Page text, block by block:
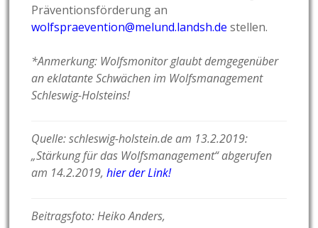
Präventionsförderung an
wolfspraevention@melund.landsh.de stellen.
*Anmerkung: Wolfsmonitor glaubt demgegenüber
an eklatante Schwächen im Wolfsmanagement
Schleswig-Holsteins!
Quelle: schleswig-holstein.de am 13.2.2019:
„Stärkung für das Wolfsmanagement“ abgerufen
am 14.2.2019,hier der Link!
Beitragsfoto: Heiko Anders,